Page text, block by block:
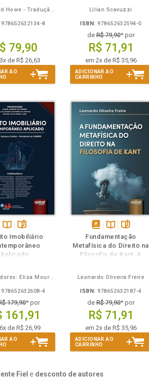
Julia Ward Howe - Tradução: Osvaldo Ferreira de Carvalho
978652632134-8
79,90
de R$ 26,63
AO
Lilian Scavuzzi
ISBN: 978652632594-0
deR$ 79,90* por
R$ 71,91
em 2x de R$ 35,96
ADICIONAR AO
CARRINHO
Disponível
na
B.V.
páginas
Imobiliário
Aplicado
Organizadores: Eliza Moura Navarro de Novaes, Rafael de Oliveira Lage, Daniel Ribeiro Pettersen
978652632608-4
179,90* por
161,91
de R$ 26,99
AO
disponível
em
eBook
Disponível
na
B.V.
páginas
Fundamentação
Metafísica do Direito na
Filosofia de Kant, A
Leonardo Oliveira Freire
ISBN: 978652632187-4
deR$ 79,90* por
R$ 71,91
em 2x de R$ 35,96
ADICIONAR AO
CARRINHO
Fiel e desconto de autores